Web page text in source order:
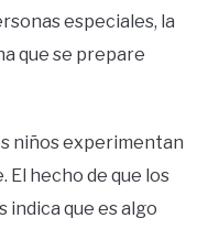
especiales, la
que se prepare
niños experimentan
hecho de que los
indica que es algo